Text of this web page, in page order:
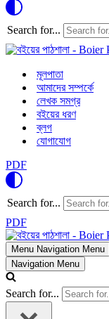
Search for...
মূলপাতা
আমাদের সম্পর্কে
লেখক সমগ্র
বইয়ের ধরণ
ব্লগ
যোগাযোগ
PDF
Search for...
PDF
Menu Navigation Menu
Navigation Menu
Search for...